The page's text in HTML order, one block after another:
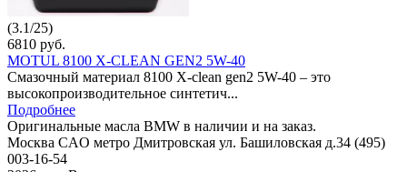
(3.1/25)
6810 руб.
MOTUL 8100 X-CLEAN GEN2 5W-40
Смазочный материал 8100 X-clean gen2 5W-40 – это
высокопроизводительное синтетич...
Подробнее
Оригинальные масла BMW в наличии и на заказ.
Москва CAO метро Дмитровская ул. Башиловская д.34 (495)
003-16-54